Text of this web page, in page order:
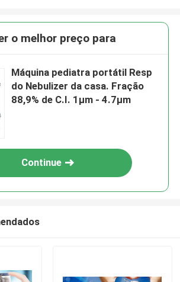
o melhor preço para
Máquina pediatra portátil Resp
do Nebulizer da casa. Fração
88,9% de C.I. 1μm - 4.7μm
Continue